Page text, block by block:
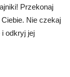
Przekonaj
Nie czekaj
i odkryj jej